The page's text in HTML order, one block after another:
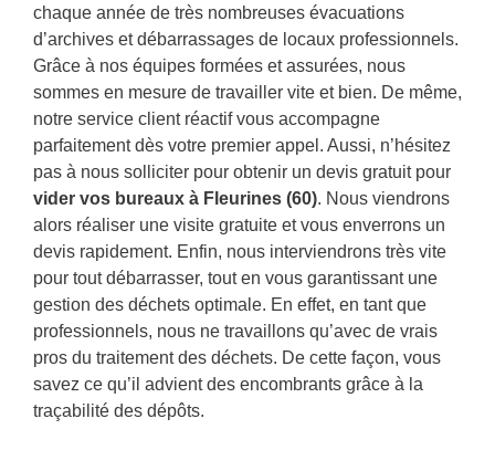
chaque année de très nombreuses évacuations
d’archives et débarrassages de locaux professionnels.
Grâce à nos équipes formées et assurées, nous
sommes en mesure de travailler vite et bien. De même,
notre service client réactif vous accompagne
parfaitement dès votre premier appel. Aussi, n’hésitez
pas à nous solliciter pour obtenir un devis gratuit pour
vider vos bureaux à Fleurines (60). Nous viendrons
alors réaliser une visite gratuite et vous enverrons un
devis rapidement. Enfin, nous interviendrons très vite
pour tout débarrasser, tout en vous garantissant une
gestion des déchets optimale. En effet, en tant que
professionnels, nous ne travaillons qu’avec de vrais
pros du traitement des déchets. De cette façon, vous
savez ce qu’il advient des encombrants grâce à la
traçabilité des dépôts.